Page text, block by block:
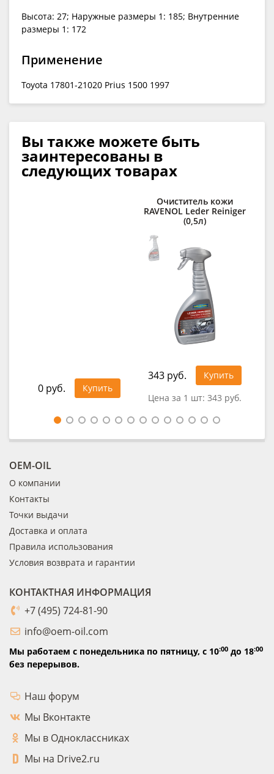
Высота: 27; Наружные размеры 1: 185; Внутренние
размеры 1: 172
Применение
Toyota 17801-21020 Prius 1500 1997
Вы также можете быть
заинтересованы в
следующих товарах
0 руб. Купить
Очиститель кожи
RAVENOL Leder Reiniger
(0,5л)
343 руб.
Купить
Цена за 1 шт: 343 руб.
OEM-OIL
О компании
Контакты
Точки выдачи
Доставка и оплата
Правила использования
Условия возврата и гарантии
КОНТАКТНАЯ ИНФОРМАЦИЯ
+7 (495) 724-81-90
info@oem-oil.com
Мы работаем с понедельника по пятницу, с 10:00 до 18:00
без перерывов.
Наш форум
Мы Вконтакте
Мы в Одноклассниках
Мы на Drive2.ru